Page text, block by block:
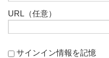
URL（任意）
サインイン情報を記憶